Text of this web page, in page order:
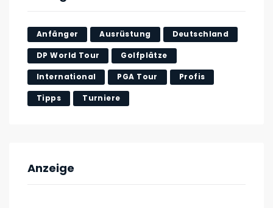
Anfänger Ausrüstung Deutschland
DP World Tour Golfplätze
International PGA Tour Profis
Tipps Turniere
Anzeige